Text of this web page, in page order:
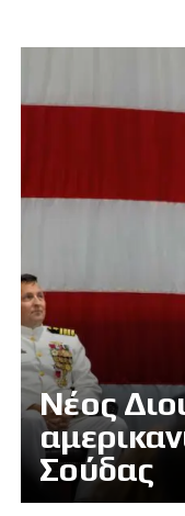
Νέος
Σούδας